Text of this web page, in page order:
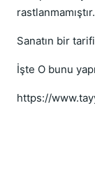
rastlanmamıştır.
Sanatın bir
İşte O bunu
https://